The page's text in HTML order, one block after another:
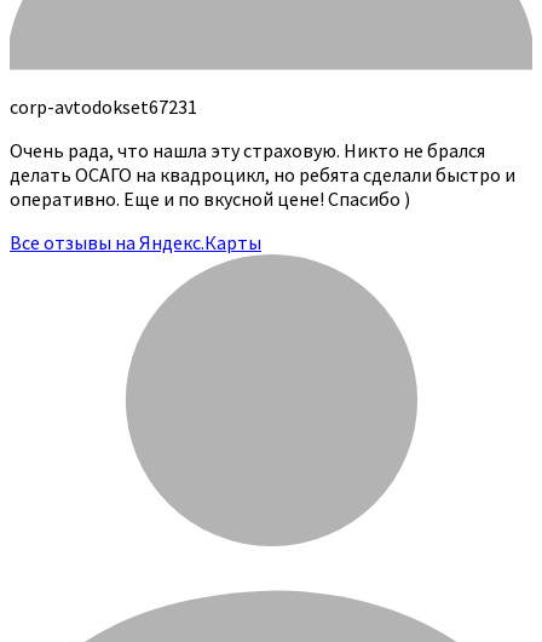
corp-avtodokset67231
Очень рада, что нашла эту страховую. Никто не брался
делать ОСАГО на квадроцикл, но ребята сделали быстро и
оперативно. Еще и по вкусной цене! Спасибо )
Все отзывы на Яндекс.Карты